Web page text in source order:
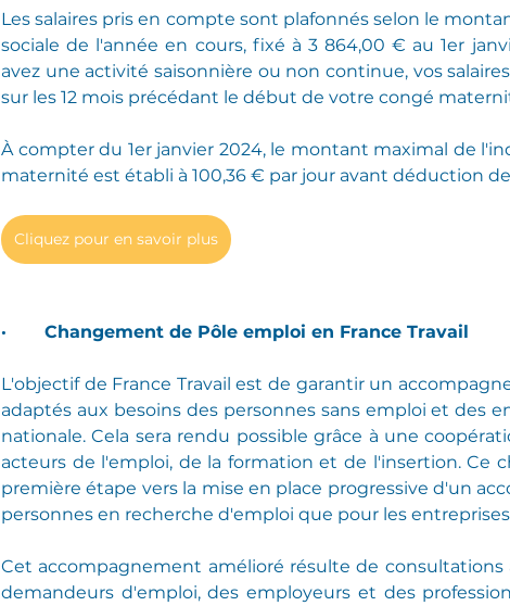
Les salaires pris en compte sont plafonnés selon le
sociale de l'année en cours, fixé à 3 864,00 € au 1er
avez une activité saisonnière ou non continue, vos
sur les 12 mois précédant le début de votre congé
À compter du 1er janvier 2024, le montant maximal de
maternité est établi à 100,36 € par jour avant déduction
Cliquez pour en savoir plus
·       Changement de Pôle emploi en France Travail
L'objectif de France Travail est de garantir un
adaptés aux besoins des personnes sans emploi et des
nationale. Cela sera rendu possible grâce à une
acteurs de l'emploi, de la formation et de l'insertion. Ce
première étape vers la mise en place progressive d'un
personnes en recherche d'emploi que pour les
Cet accompagnement amélioré résulte de consultations
demandeurs d'emploi, des employeurs et des